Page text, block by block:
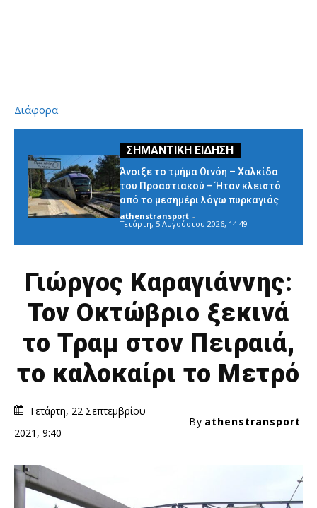
Διάφορα
Άνοιξε το τμήμα Οινόη – Χαλκίδα
του Προαστιακού – Ήταν κλειστό
από το μεσημέρι λόγω πυρκαγιάς
athenstransport -
Τετάρτη, 5 Αυγούστου 2026, 14:49
Γιώργος Καραγιάννης:
Τον Οκτώβριο ξεκινά
το Τραμ στον Πειραιά,
το καλοκαίρι το Μετρό
Τετάρτη, 22 Σεπτεμβρίου
2021, 9:40
By athenstransport